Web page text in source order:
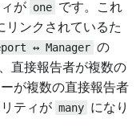
が one です。これ
リンクされているた
↔ Manager の
直接報告者が複数の
が複数の直接報告者
ティが many になり